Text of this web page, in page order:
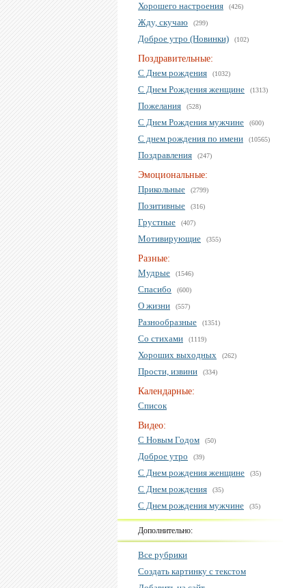
Хорошего настроения (426)
Жду, скучаю (299)
Доброе утро (Новинки) (102)
Поздравительные:
С Днем рождения
(1032)
С Днем Рождения женщине (1313)
Пожелания (528)
С Днем Рождения мужчине (600)
С днем рождения по имени (10565)
Поздравления (247)
Эмоциональные:
Прикольные
(2799)
Позитивные (316)
Грустные (407)
Мотивирующие (355)
Разные:
Мудрые
(1546)
Спасибо (600)
О жизни (557)
Разнообразные (1351)
Со стихами (1119)
Хороших выходных (262)
Прости, извини (334)
Календарные:
Список
Видео:
С Новым Годом
(50)
Доброе утро (39)
С Днем рождения женщине (35)
С Днем рождения (35)
С Днем рождения мужчине (35)
Дополнительно:
Все рубрики
Создать картинку с текстом